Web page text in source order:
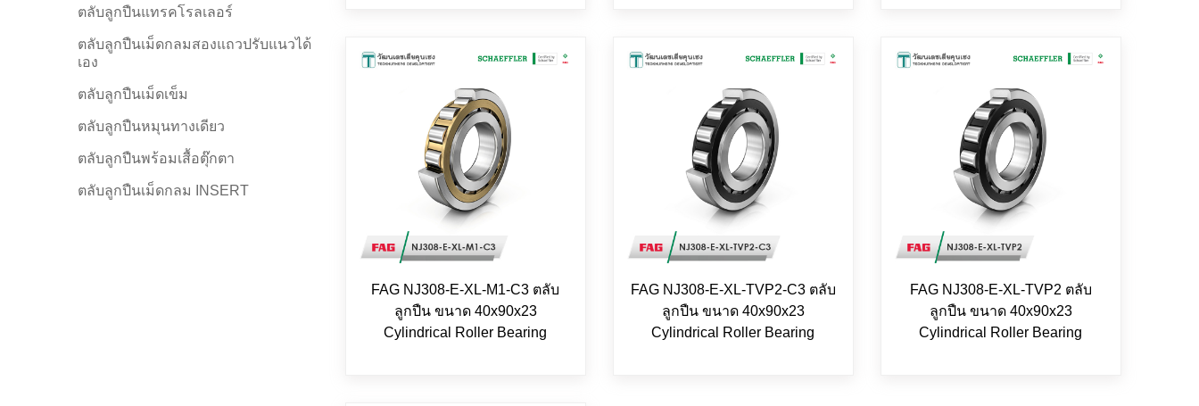
FAG NJ308-E-XL-M1-C3 ตลับ
ลูกปืน ขนาด 40x90x23
Cylindrical Roller Bearing
FAG NJ308-E-XL-TVP2-C3 ตลับ
ลูกปืน ขนาด 40x90x23
Cylindrical Roller Bearing
FAG NJ308-E-XL-TVP2 ตลับ
ลูกปืน ขนาด 40x90x23
Cylindrical Roller Bearing
ตลับลูกปืนแทรคโรลเลอร์
ตลับลูกปืนเม็ดกลมสองแถวปรับแนวได้
เอง
ตลับลูกปืนเม็ดเข็ม
ตลับลูกปืนหมุนทางเดียว
ตลับลูกปืนพร้อมเสื้อตุ๊กตา
ตลับลูกปืนเม็ดกลม INSERT